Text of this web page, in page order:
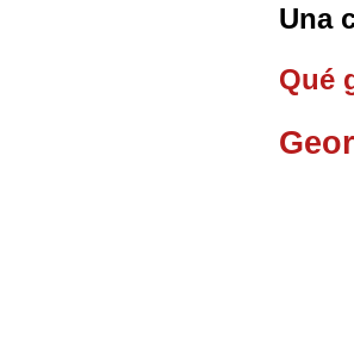
Una
Qué